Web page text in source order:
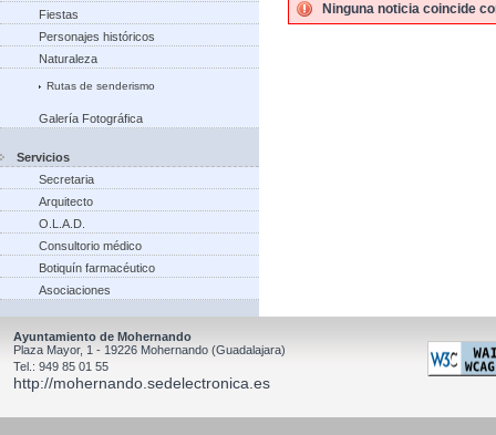
Fiestas
Personajes históricos
Naturaleza
Rutas de senderismo
Galería Fotográfica
Servicios
Secretaria
Arquitecto
O.L.A.D.
Consultorio médico
Botiquín farmacéutico
Asociaciones
Ninguna noticia coincide
Ayuntamiento de Mohernando
Plaza Mayor, 1 - 19226 Mohernando (Guadalajara)
Tel.: 949 85 01 55
http://mohernando.sedelectronica.es